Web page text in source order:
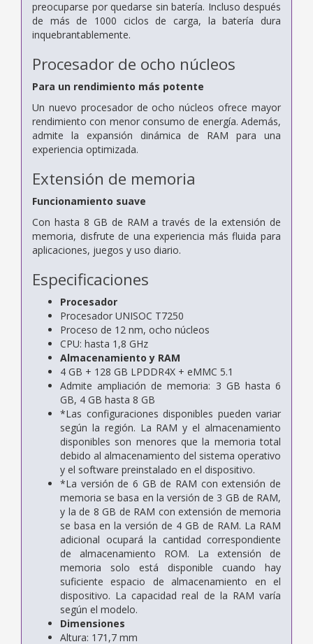
preocuparse por quedarse sin batería. Incluso después
de más de 1000 ciclos de carga, la batería dura
inquebrantablemente.
Procesador de ocho núcleos
Para un rendimiento más potente
Un nuevo procesador de ocho núcleos ofrece mayor
rendimiento con menor consumo de energía. Además,
admite la expansión dinámica de RAM para una
experiencia optimizada.
Extensión de memoria
Funcionamiento suave
Con hasta 8 GB de RAM a través de la extensión de
memoria, disfrute de una experiencia más fluida para
aplicaciones, juegos y uso diario.
Especificaciones
Procesador
Procesador UNISOC T7250
Proceso de 12 nm, ocho núcleos
CPU: hasta 1,8 GHz
Almacenamiento y RAM
4 GB + 128 GB LPDDR4X + eMMC 5.1
Admite ampliación de memoria: 3 GB hasta 6
GB, 4 GB hasta 8 GB
*Las configuraciones disponibles pueden variar
según la región. La RAM y el almacenamiento
disponibles son menores que la memoria total
debido al almacenamiento del sistema operativo
y el software preinstalado en el dispositivo.
*La versión de 6 GB de RAM con extensión de
memoria se basa en la versión de 3 GB de RAM,
y la de 8 GB de RAM con extensión de memoria
se basa en la versión de 4 GB de RAM. La RAM
adicional ocupará la cantidad correspondiente
de almacenamiento ROM. La extensión de
memoria solo está disponible cuando hay
suficiente espacio de almacenamiento en el
dispositivo. La capacidad real de la RAM varía
según el modelo.
Dimensiones
Altura: 171,7 mm